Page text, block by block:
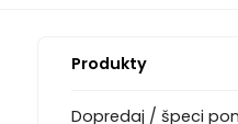
Produkty
Dopredaj / špeci